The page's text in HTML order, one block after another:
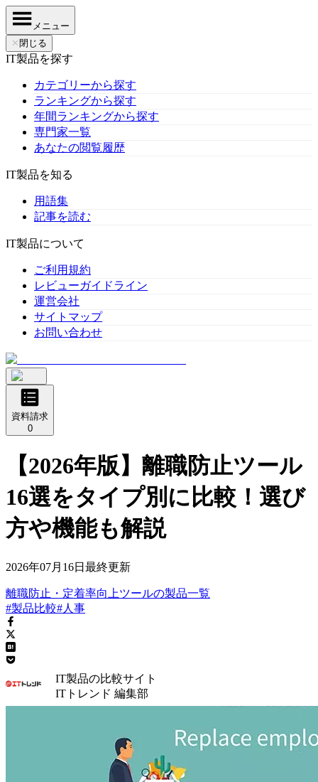
メニュー
✕ 閉じる
IT製品を探す
カテゴリーから探す
ランキングから探す
年間ランキングから探す
専門家一覧
あなたの閲覧履歴
IT製品を知る
用語集
記事を読む
IT製品について
ご利用規約
レビューガイドライン
運営会社
サイトマップ
お問い合わせ
資料請求
0
【2026年版】離職防止ツール
16選をタイプ別に比較！選び
方や機能も解説
2026年07月16日 最終更新
離職防止・定着率向上ツールの製品一覧
#製品比較#人事
IT製品の比較サイト
ITトレンド 編集部